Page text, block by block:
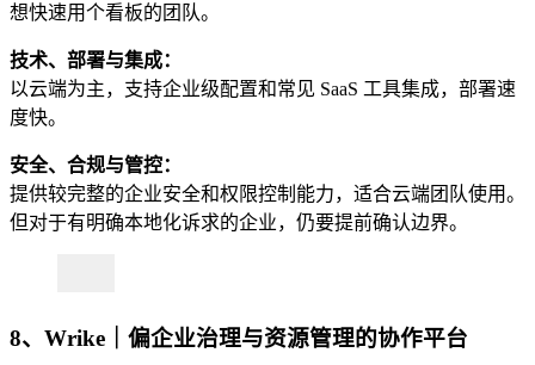
想快速用个看板的团队。
技术、部署与集成：
以云端为主，支持企业级配置和常见 SaaS 工具集成，部署速
度快。
安全、合规与管控：
提供较完整的企业安全和权限控制能力，适合云端团队使用。
但对于有明确本地化诉求的企业，仍要提前确认边界。
8、Wrike｜偏企业治理与资源管理的协作平台